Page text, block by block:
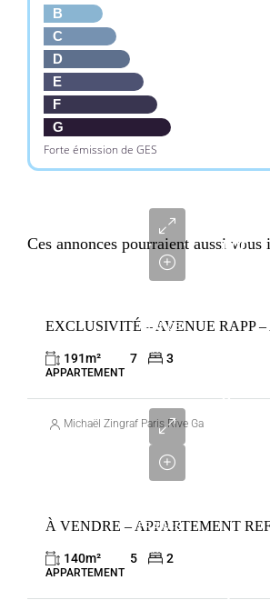
B
C
D
E
F
G
Forte émission de GES
Ces annonces pourraient aussi vous
FRANCE
PARIS
000
191m² 7 3
APPARTEMENT
Michaël Zingraf Paris Rive Gauche
FRANCE
PARIS
3
140m² 5 2
APPARTEMENT